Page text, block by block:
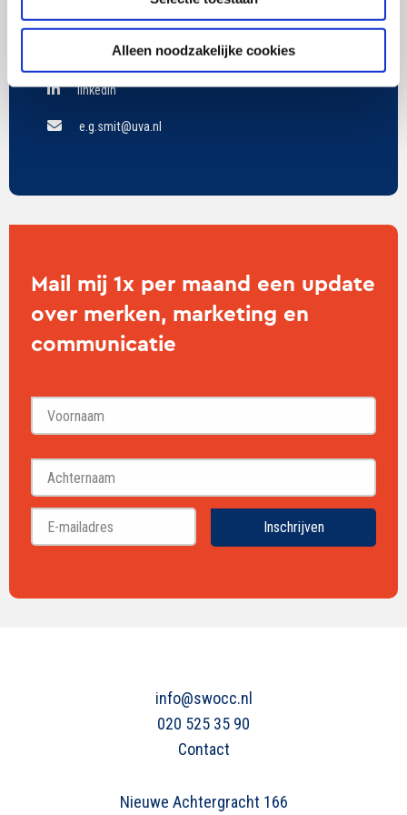
Alleen noodzakelijke cookies
Smit
twitter
linkedin
e.g.smit@uva.nl
Mail mij 1x per maand een update
over merken, marketing en
communicatie
Voornaam
Achternaam
Inschrijven
info@swocc.nl
020 525 35 90
Contact
Nieuwe Achtergracht 166